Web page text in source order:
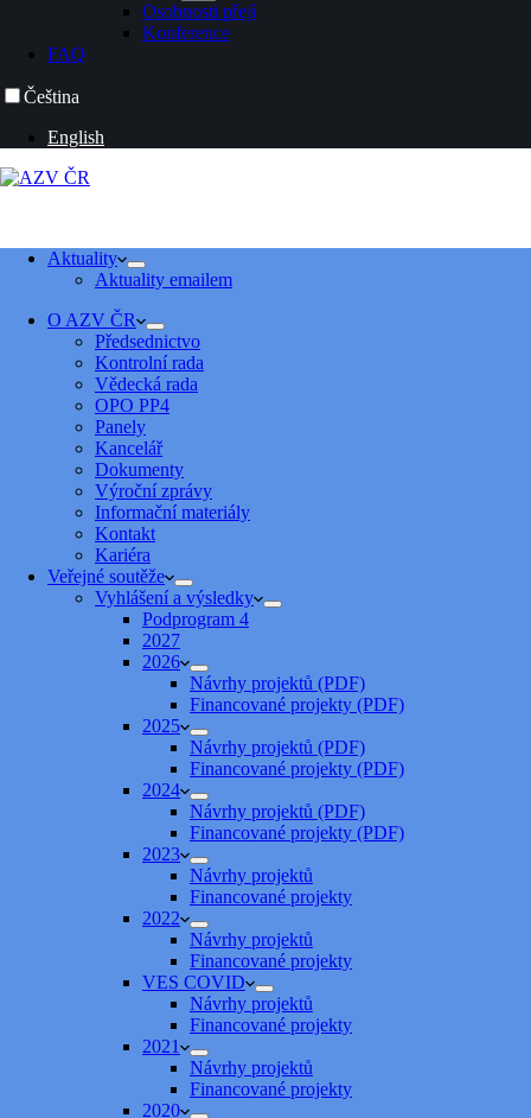
Osobnosti přejí
Konference
FAQ
Čeština
English
Aktuality
Aktuality emailem
O AZV ČR
Předsednictvo
Kontrolní rada
Vědecká rada
OPO PP4
Panely
Kancelář
Dokumenty
Výroční zprávy
Informační materiály
Kontakt
Kariéra
Veřejné soutěže
Vyhlášení a výsledky
Podprogram 4
2027
2026
Návrhy projektů (PDF)
Financované projekty (PDF)
2025
Návrhy projektů (PDF)
Financované projekty (PDF)
2024
Návrhy projektů (PDF)
Financované projekty (PDF)
2023
Návrhy projektů
Financované projekty
2022
Návrhy projektů
Financované projekty
VES COVID
Návrhy projektů
Financované projekty
2021
Návrhy projektů
Financované projekty
2020